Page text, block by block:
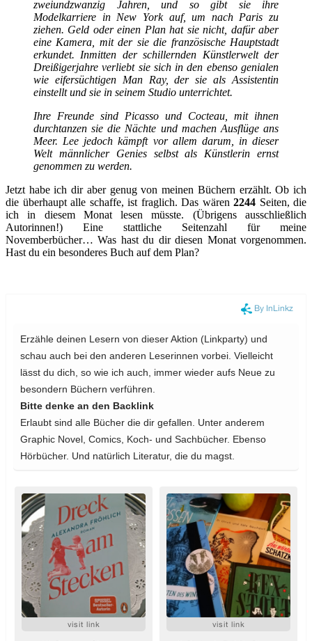
zweiundzwanzig Jahren, und so gibt sie ihre
Modelkarriere in New York auf, um nach Paris zu
ziehen. Geld oder einen Plan hat sie nicht, dafür aber
eine Kamera, mit der sie die französische Hauptstadt
erkundet. Inmitten der schillernden Künstlerwelt der
Dreißigerjahre verliebt sie sich in den ebenso genialen
wie eifersüchtigen Man Ray, der sie als Assistentin
einstellt und sie in seinem Studio unterrichtet.
Ihre Freunde sind Picasso und Cocteau, mit ihnen
durchtanzen sie die Nächte und machen Ausflüge ans
Meer. Lee jedoch kämpft vor allem darum, in dieser
Welt männlicher Genies selbst als Künstlerin ernst
genommen zu werden.
Jetzt habe ich dir aber genug von meinen Büchern erzählt. Ob ich
die überhaupt alle schaffe, ist fraglich. Das wären 2244 Seiten, die
ich in diesem Monat lesen müsste. (Übrigens ausschließlich
Autorinnen!) Eine stattliche Seitenzahl für meine
Novemberbücher… Was hast du dir diesen Monat vorgenommen.
Hast du ein besonderes Buch auf dem Plan?